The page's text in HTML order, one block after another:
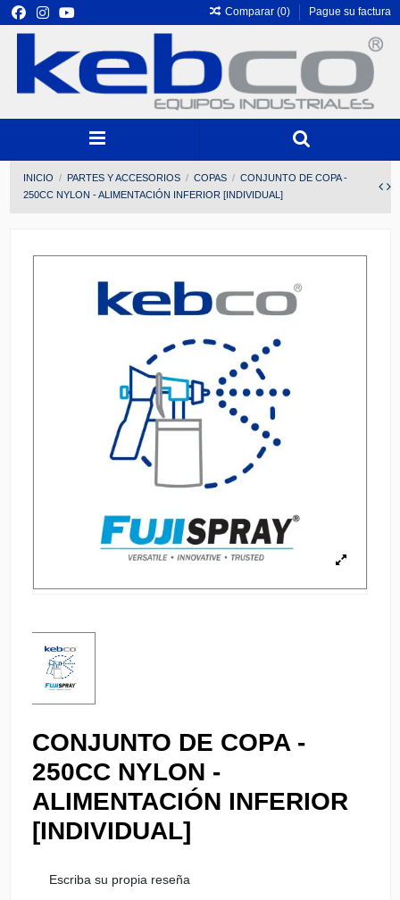
Comparar (0) Pague su factura
INICIO PARTES Y ACCESORIOS COPAS
CONJUNTO DE COPA -
250CC NYLON - ALIMENTACIÓN INFERIOR [INDIVIDUAL]
CONJUNTO DE COPA -
250CC NYLON -
ALIMENTACIÓN INFERIOR
[INDIVIDUAL]
Escriba su propia reseña